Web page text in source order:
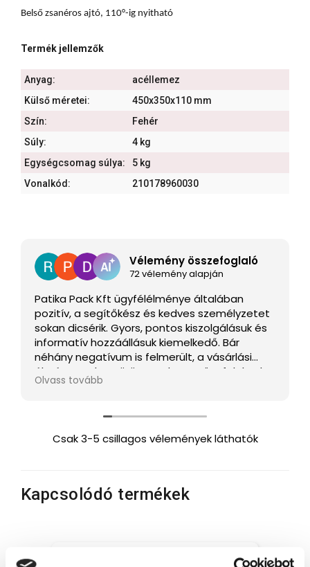
Belső zsanéros ajtó, 110°-ig nyitható
Termék jellemzők
Anyag:
acéllemez
Külső méretei:
450x350x110 mm
Szín:
Fehér
Súly:
4 kg
Egységcsomag súlya:
5 kg
Vonalkód:
210178960030
Vélemény összefoglaló
72 vélemény alapján
Patika Pack Kft ügyfélélménye általában
pozitív, a segítőkész és kedves személyzetet
sokan dicsérik. Gyors, pontos kiszolgálásuk és
informatív hozzáállásuk kiemelkedő. Bár
néhány negatívum is felmerült, a vásárlási
élmény gyakran örömet okoz az ügyfeleknek.
Olvass tovább
Csak 3-5 csillagos vélemények láthatók
Kapcsolódó termékek